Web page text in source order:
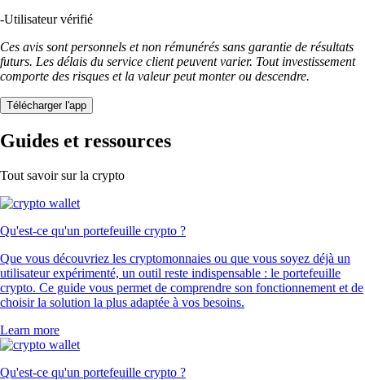
-Utilisateur vérifié
Ces avis sont personnels et non rémunérés sans garantie de résultats
futurs. Les délais du service client peuvent varier. Tout investissement
comporte des risques et la valeur peut monter ou descendre.
Télécharger l'app
Guides et ressources
Tout savoir sur la crypto
Qu'est-ce qu'un portefeuille crypto ?
Que vous découvriez les cryptomonnaies ou que vous soyez déjà un
utilisateur expérimenté, un outil reste indispensable : le portefeuille
crypto. Ce guide vous permet de comprendre son fonctionnement et de
choisir la solution la plus adaptée à vos besoins.
Learn more
Qu'est-ce qu'un portefeuille crypto ?